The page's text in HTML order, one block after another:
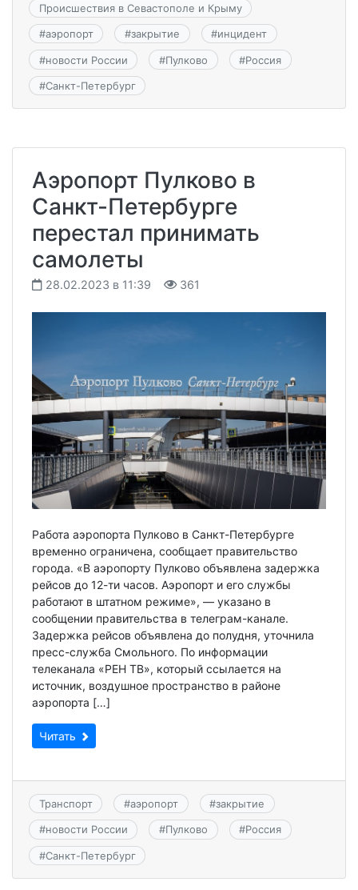
Происшествия в Севастополе и Крыму
#аэропорт #закрытие #инцидент
#новости России #Пулково #Россия
#Санкт-Петербург
Аэропорт Пулково в
Санкт-Петербурге
перестал принимать
самолеты
28.02.2023 в 11:39 361
Работа аэропорта Пулково в Санкт-Петербурге
временно ограничена, сообщает правительство
города. «В аэропорту Пулково объявлена задержка
рейсов до 12-ти часов. Аэропорт и его службы
работают в штатном режиме», — указано в
сообщении правительства в телеграм-канале.
Задержка рейсов объявлена до полудня, уточнила
пресс-служба Смольного. По информации
телеканала «РЕН ТВ», который ссылается на
источник, воздушное пространство в районе
аэропорта […]
Читать
Транспорт #аэропорт #закрытие
#новости России #Пулково #Россия
#Санкт-Петербург